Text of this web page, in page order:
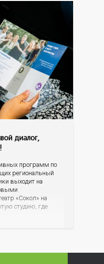
диалог,
программ по
региональный
выходит на
«Сокол» на
студию, где